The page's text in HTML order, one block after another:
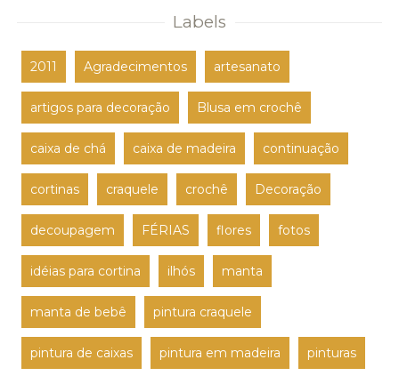
Labels
2011 Agradecimentos artesanato
artigos para decoração Blusa em crochê
caixa de chá caixa de madeira continuação
cortinas craquele crochê Decoração
decoupagem FÉRIAS flores fotos
idéias para cortina ilhós manta
manta de bebê pintura craquele
pintura de caixas pintura em madeira pinturas